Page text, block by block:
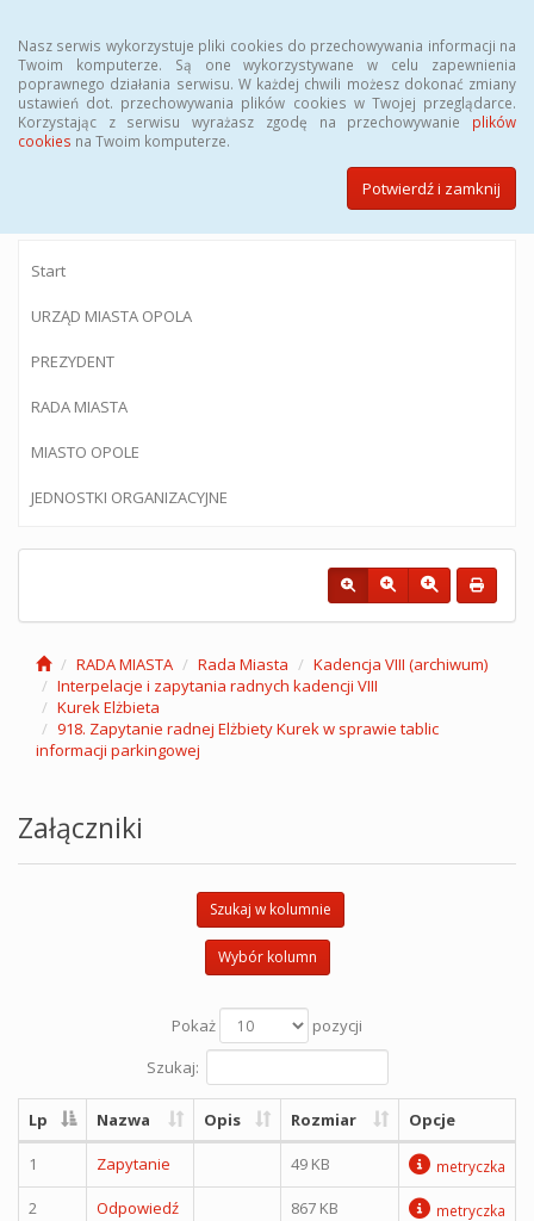
Nasz serwis wykorzystuje pliki cookies do przechowywania informacji na
Twoim komputerze. Są one wykorzystywane w celu zapewnienia
poprawnego działania serwisu. W każdej chwili możesz dokonać zmiany
ustawień dot. przechowywania plików cookies w Twojej przeglądarce.
Korzystając z serwisu wyrażasz zgodę na przechowywanie plików
cookies na Twoim komputerze.
Potwierdź i zamknij
BIULETYN INFORMACJI PUBLICZNEJ
Urzędu Miasta Opola
Start
URZĄD MIASTA OPOLA
PREZYDENT
RADA MIASTA
MIASTO OPOLE
JEDNOSTKI ORGANIZACYJNE
RADA MIASTA Rada Miasta
Kadencja VIII (archiwum)
Interpelacje i zapytania radnych kadencji VIII
Kurek Elżbieta
918. Zapytanie radnej Elżbiety Kurek w sprawie tablic
informacji parkingowej
Załączniki
Szukaj w kolumnie
Wybór kolumn
Pokaż
pozycji
Szukaj:
Lp Nazwa Opis Rozmiar Opcje
1 Zapytanie 49 KB metryczka
2 Odpowiedź 867 KB metryczka